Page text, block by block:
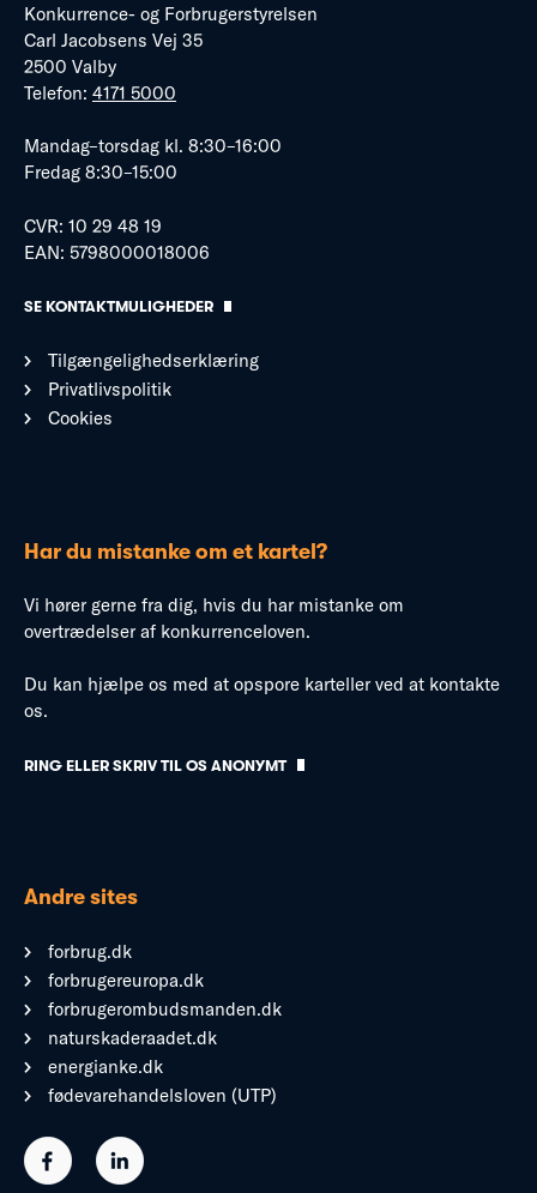
Konkurrence- og Forbrugerstyrelsen
Carl Jacobsens Vej 35
2500 Valby
Telefon: 4171 5000
Mandag–torsdag kl. 8:30–16:00
Fredag 8:30–15:00
CVR: 10 29 48 19
EAN: 5798000018006
SE KONTAKTMULIGHEDER
Tilgængelighedserklæring
Privatlivspolitik
Cookies
Har du mistanke om et kartel?
Vi hører gerne fra dig, hvis du har mistanke om
overtrædelser af konkurrenceloven.
Du kan hjælpe os med at opspore karteller ved at kontakte
os.
RING ELLER SKRIV TIL OS ANONYMT
Andre sites
forbrug.dk
forbrugereuropa.dk
forbrugerombudsmanden.dk
naturskaderaadet.dk
energianke.dk
fødevarehandelsloven (UTP)